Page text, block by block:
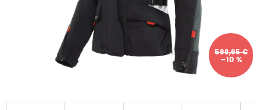
599,95 €
–10 %